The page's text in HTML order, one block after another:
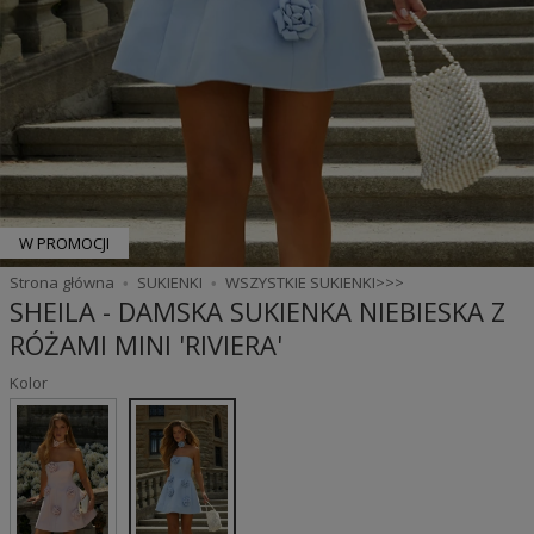
W PROMOCJI
Strona główna
SUKIENKI WSZYSTKIE SUKIENKI>>>
SHEILA - DAMSKA SUKIENKA NIEBIESKA Z
RÓŻAMI MINI 'RIVIERA'
Kolor